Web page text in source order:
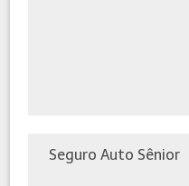
Seguro Auto Sênior